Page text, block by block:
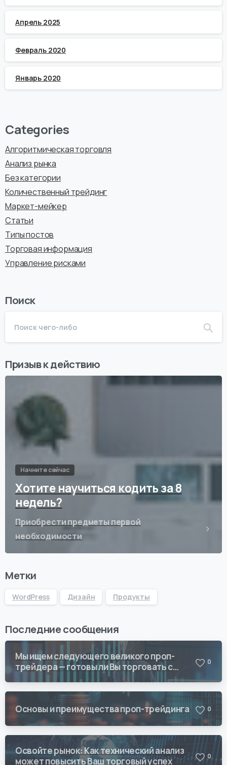
Апрель 2025
Февраль 2020
Январь 2020
Categories
Алгоритмическая торговля
Анализ рынка
Без категории
Количественный трейдинг
Маркет-мейкер
Статьи
Типы постов
Торговая информация
Управление рисками
Поиск
Призыв к действию
Начните сейчас
Хотите научиться кодить за 8
недель?
Приобрести предметы первой
необходимости
Метки
WordPress Дизайн Продукты
Последние сообщения
Мы ищем следующего великого проп-
трейдера — готовы ли Вы торговать с
Vision Quant?
0
Основы и преимущества проп-трейдинга 0
Освойте рынок: Как технический анализ
может повысить Ваш торговый успех
0